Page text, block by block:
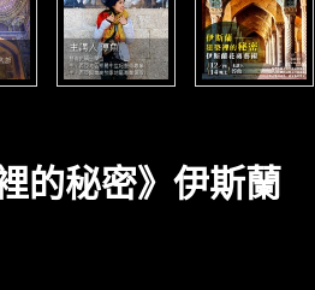
的秘密》伊斯蘭